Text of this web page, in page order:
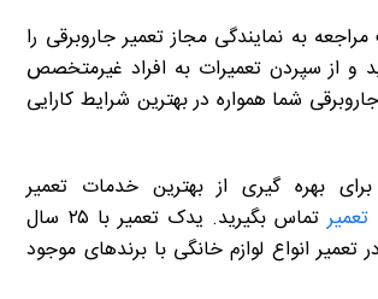
به نمایندگی مجاز تعمیر جاروبرقی را
و از سپردن تعمیرات به افراد غیرمتخصص
شما همواره در بهترین شرایط کارایی
بهره گیری از بهترین خدمات تعمیر
تماس بگیرید. یدک تعمیر با ۲۵ سال
انواع لوازم خانگی با برندهای موجود